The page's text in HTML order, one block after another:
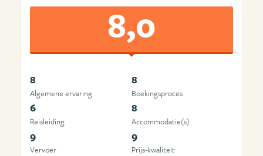
8,0
8
Algemene ervaring
8
Boekingsproces
6
Reisleiding
8
Accommodatie(s)
9
Vervoer
9
Prijs-kwaliteit